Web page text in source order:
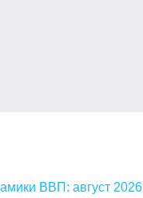
ВВП: август 2026